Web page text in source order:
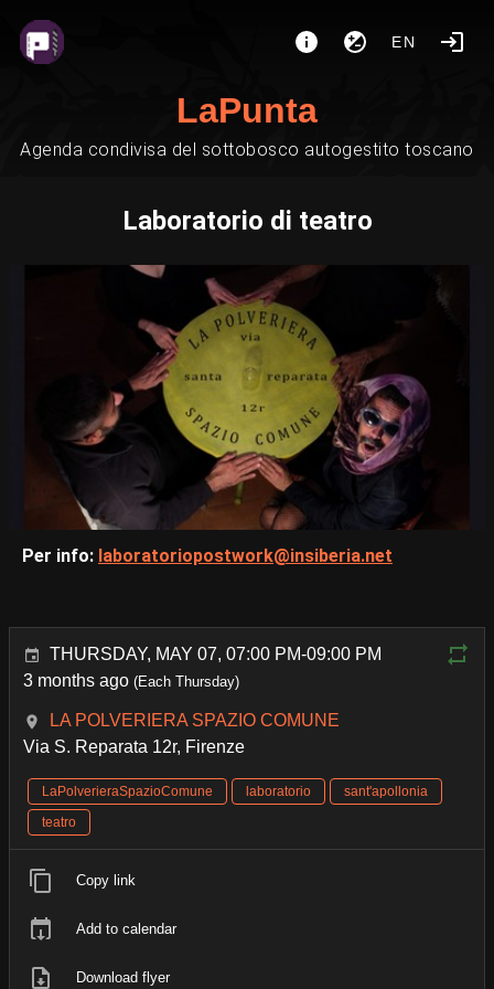
EN
LaPunta
Agenda condivisa del sottobosco autogestito toscano
Laboratorio di teatro
Per info: laboratoriopostwork@insiberia.net
THURSDAY, MAY 07, 07:00 PM-09:00 PM
3 months ago (Each Thursday)
LA POLVERIERA SPAZIO COMUNE
Via S. Reparata 12r, Firenze
LaPolverieraSpazioComune laboratorio
sant'apollonia
teatro
Copy link
Add to calendar
Download flyer